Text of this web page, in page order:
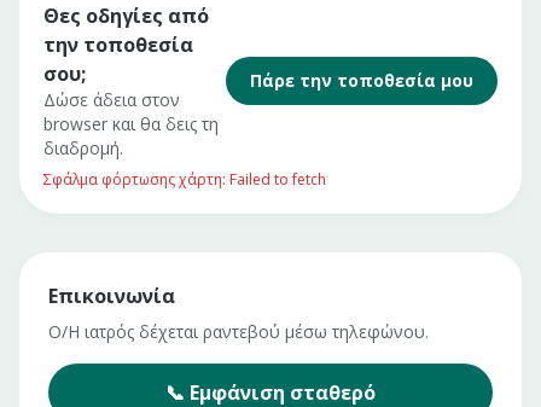
Θες οδηγίες από
την τοποθεσία
σου;
Δώσε άδεια στον
browser και θα δεις τη
διαδρομή.
Πάρε την τοποθεσία μου
Σφάλμα φόρτωσης χάρτη: Failed to fetch
Επικοινωνία
Ο/Η ιατρός δέχεται ραντεβού μέσω τηλεφώνου.
📞 Εμφάνιση σταθερό